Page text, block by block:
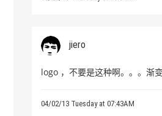
jiero
logo ，不要是这种啊。。。渐
04/02/13 Tuesday at 07:43AM